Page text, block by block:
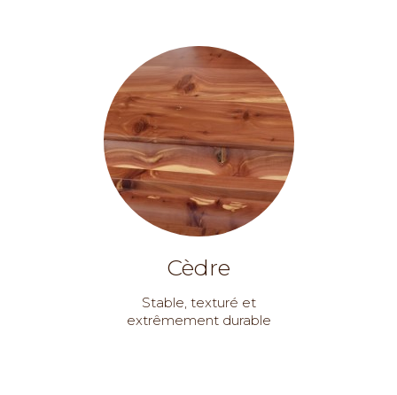
Cèdre
Stable, texturé et
extrêmement durable